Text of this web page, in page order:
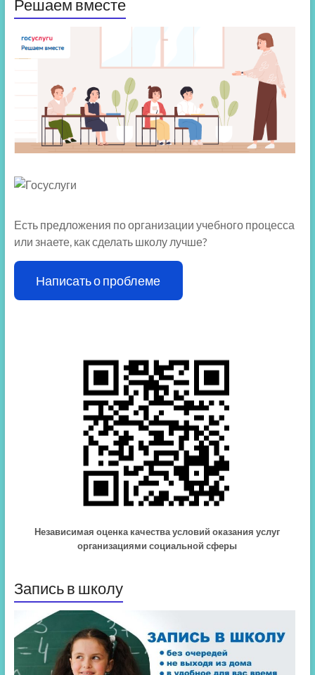
Решаем вместе
Есть предложения по организации учебного процесса
или знаете, как сделать школу лучше?
Написать о проблеме
Независимая оценка качества условий оказания услуг
организациями социальной сферы
Запись в школу